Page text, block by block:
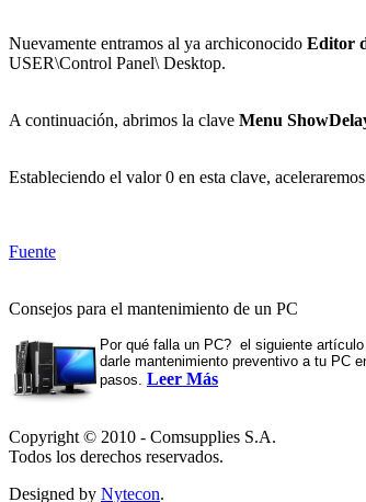
Nuevamente entramos al ya archiconocido Editor
USER\Control Panel\ Desktop.
A continuación, abrimos la clave Menu
Estableciendo el valor 0 en esta clave,
Fuente
Consejos para el mantenimiento de un PC
Por qué falla un PC? el siguiente
darle mantenimiento preventivo a tu PC
pasos. Leer Más
Copyright © 2010 - Comsupplies S.A.
Todos los derechos reservados.
Designed by Nytecon.